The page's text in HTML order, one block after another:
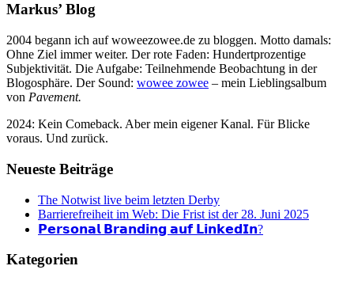
Markus’ Blog
2004 begann ich auf woweezowee.de zu bloggen. Motto damals:
Ohne Ziel immer weiter. Der rote Faden: Hundertprozentige
Subjektivität. Die Aufgabe: Teilnehmende Beobachtung in der
Blogosphäre. Der Sound: wowee zowee – mein Lieblingsalbum
von Pavement.
2024: Kein Comeback. Aber mein eigener Kanal. Für Blicke
voraus. Und zurück.
Neueste Beiträge
The Notwist live beim letzten Derby
Barrierefreiheit im Web: Die Frist ist der 28. Juni 2025
𝗣𝗲𝗿𝘀𝗼𝗻𝗮𝗹 𝗕𝗿𝗮𝗻𝗱𝗶𝗻𝗴 𝗮𝘂𝗳 𝗟𝗶𝗻𝗸𝗲𝗱𝗜𝗻?
Kategorien